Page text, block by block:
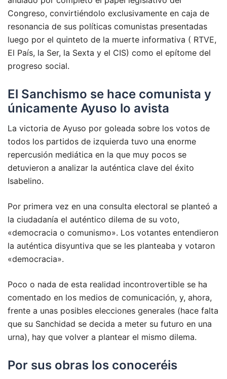
Congreso, convirtiéndolo exclusivamente en caja de
resonancia de sus políticas comunistas presentadas
luego por el quinteto de la muerte informativa ( RTVE,
El País, la Ser, la Sexta y el CIS) como el epítome del
progreso social.
El Sanchismo se hace comunista y
únicamente Ayuso lo avista
La victoria de Ayuso por goleada sobre los votos de
todos los partidos de izquierda tuvo una enorme
repercusión mediática en la que muy pocos se
detuvieron a analizar la auténtica clave del éxito
Isabelino.
Por primera vez en una consulta electoral se planteó a
la ciudadanía el auténtico dilema de su voto,
«democracia o comunismo». Los votantes entendieron
la auténtica disyuntiva que se les planteaba y votaron
«democracia».
Poco o nada de esta realidad incontrovertible se ha
comentado en los medios de comunicación, y, ahora,
frente a unas posibles elecciones generales (hace falta
que su Sanchidad se decida a meter su futuro en una
urna), hay que volver a plantear el mismo dilema.
Por sus obras los conoceréis